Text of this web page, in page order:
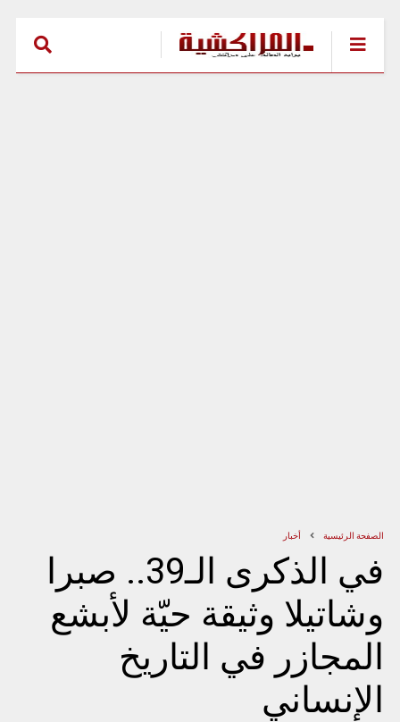
الصفحة الرئيسية أخبار
في الذكرى الـ39.. صبرا
وشاتيلا وثيقة حيّة لأبشع
المجازر في التاريخ
الإنساني